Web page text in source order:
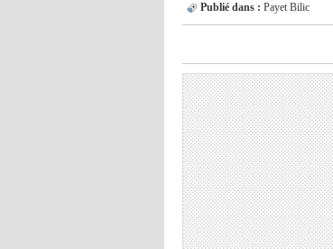
Publié dans : Payet Bilic